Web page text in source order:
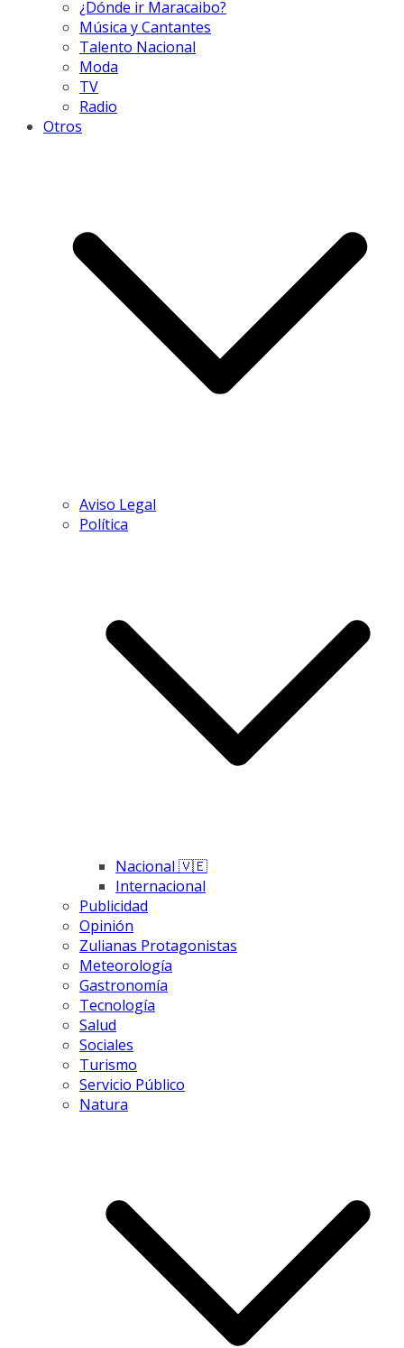
¿Dónde ir Maracaibo?
Música y Cantantes
Talento Nacional
Moda
TV
Radio
Otros
Aviso Legal
Política
Nacional 🇻🇪
Internacional
Publicidad
Opinión
Zulianas Protagonistas
Meteorología
Gastronomía
Tecnología
Salud
Sociales
Turismo
Servicio Público
Natura